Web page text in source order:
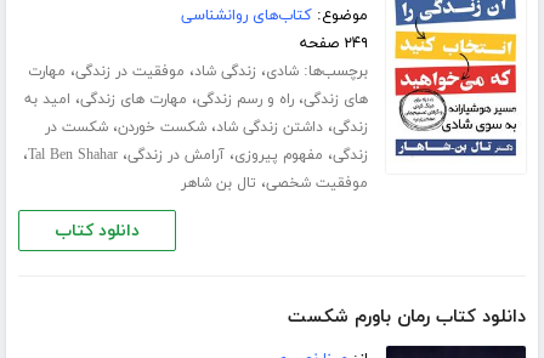
موضوع:کتاب‌های روانشناسی
۲۴۹ صفحه
برچسب‌ها:شادی، زندگی شاد، موفقیت در زندگی، مهارت
های زندگی،راه و رسم زندگی، مهارت های زندگی، امید به
زندگی،داشتن زندگی شاد،شکست خوردن،شکست در
زندگی، مفهوم پیروزی،آرامش در زندگی،Tal Ben Shahar،
موفقیت شخصی، تال بن شاهر
دانلود کتاب
دانلود کتاب رمان باورم شکست